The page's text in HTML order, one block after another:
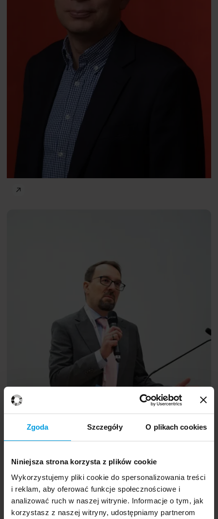
Zgoda Szczegóły O plikach cookies
Niniejsza strona korzysta z plików cookie
Wykorzystujemy pliki cookie do spersonalizowania treści
i reklam, aby oferować funkcje społecznościowe i
analizować ruch w naszej witrynie. Informacje o tym, jak
korzystasz z naszej witryny, udostępniamy partnerom
Radicalism, war and their psychological consequences